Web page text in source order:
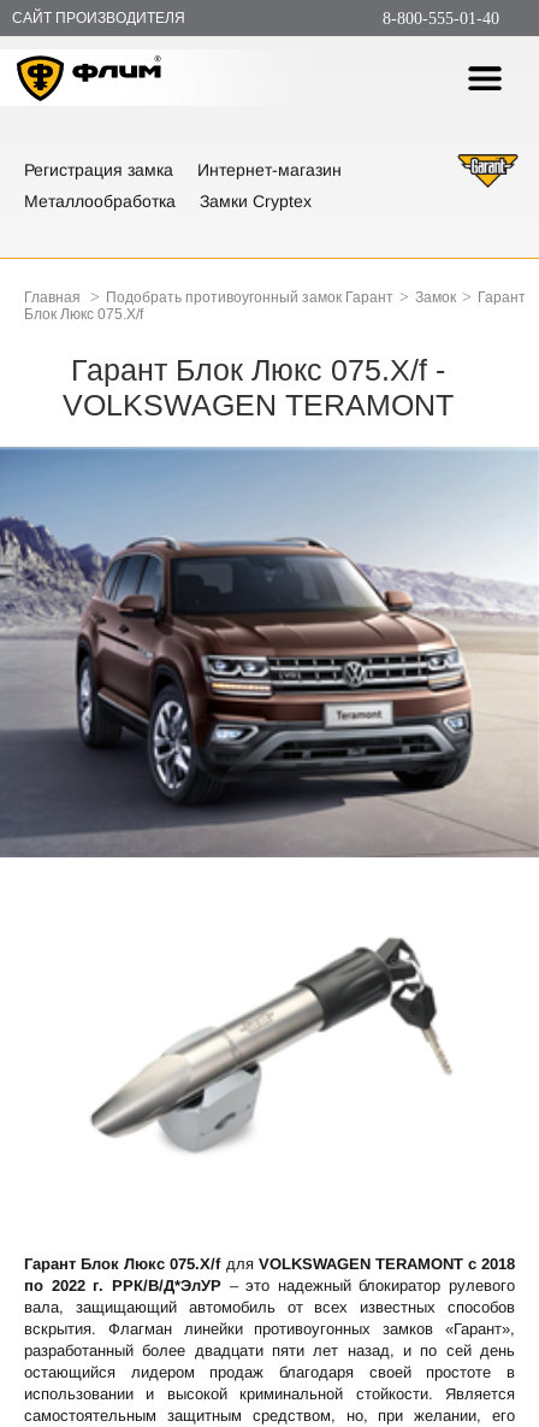
САЙТ ПРОИЗВОДИТЕЛЯ 8-800-555-01-40
Регистрация замка
Интернет-магазин
Металлообработка
Замки Cryptex
Главная > Подобрать противоугонный замок Гарант > Замок > Гарант
Блок Люкс 075.X/f
Гарант Блок Люкс 075.X/f -
VOLKSWAGEN TERAMONT
Гарант Блок Люкс 075.X/fдля VOLKSWAGEN TERAMONT c 2018
по 2022 г. РРК/В/Д*ЭлУР– это надежный блокиратор рулевого
вала, защищающий автомобиль от всех известных способов
вскрытия. Флагман линейки противоугонных замков «Гарант»,
разработанный более двадцати пяти лет назад, и по сей день
остающийся лидером продаж благодаря своей простоте в
использовании и высокой криминальной стойкости. Является
самостоятельным защитным средством, но, при желании, его